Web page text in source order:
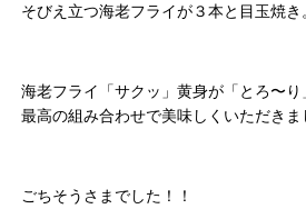
そびえ立つ海老フライが３本と目玉焼き
海老フライ「サクッ」黄身が「とろ〜り
最高の組み合わせで美味しくいただきま
ごちそうさまでした！！